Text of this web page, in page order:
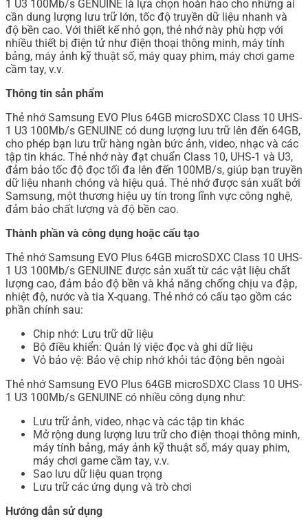
1 U3 100Mb/s GENUINE là lựa chọn hoàn hảo cho những ai
cần dung lượng lưu trữ lớn, tốc độ truyền dữ liệu nhanh và
độ bền cao. Với thiết kế nhỏ gọn, thẻ nhớ này phù hợp với
nhiều thiết bị điện tử như điện thoại thông minh, máy tính
bảng, máy ảnh kỹ thuật số, máy quay phim, máy chơi game
cầm tay, v.v.
Thông tin sản phẩm
Thẻ nhớ Samsung EVO Plus 64GB microSDXC Class 10 UHS-
1 U3 100Mb/s GENUINE có dung lượng lưu trữ lên đến 64GB,
cho phép bạn lưu trữ hàng ngàn bức ảnh, video, nhạc và các
tập tin khác. Thẻ nhớ này đạt chuẩn Class 10, UHS-1 và U3,
đảm bảo tốc độ đọc tối đa lên đến 100MB/s, giúp bạn truyền
dữ liệu nhanh chóng và hiệu quả. Thẻ nhớ được sản xuất bởi
Samsung, một thương hiệu uy tín trong lĩnh vực công nghệ,
đảm bảo chất lượng và độ bền cao.
Thành phần và công dụng hoặc cấu tạo
Thẻ nhớ Samsung EVO Plus 64GB microSDXC Class 10 UHS-
1 U3 100Mb/s GENUINE được sản xuất từ các vật liệu chất
lượng cao, đảm bảo độ bền và khả năng chống chịu va đập,
nhiệt độ, nước và tia X-quang. Thẻ nhớ có cấu tạo gồm các
phần chính sau:
Chip nhớ: Lưu trữ dữ liệu
Bộ điều khiển: Quản lý việc đọc và ghi dữ liệu
Vỏ bảo vệ: Bảo vệ chip nhớ khỏi tác động bên ngoài
Thẻ nhớ Samsung EVO Plus 64GB microSDXC Class 10 UHS-
1 U3 100Mb/s GENUINE có nhiều công dụng như:
Lưu trữ ảnh, video, nhạc và các tập tin khác
Mở rộng dung lượng lưu trữ cho điện thoại thông minh,
máy tính bảng, máy ảnh kỹ thuật số, máy quay phim,
máy chơi game cầm tay, v.v.
Sao lưu dữ liệu quan trọng
Lưu trữ các ứng dụng và trò chơi
Hướng dẫn sử dụng